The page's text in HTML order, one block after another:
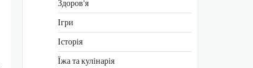
Здоров'я
Ігри
Історія
Їжа та кулінарія